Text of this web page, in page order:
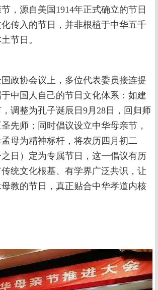
，源自美国1914年正式确立的节日
传入的节日，并非根植于中华五千
节日。
政协会议上，多位代表委员接连提
中国人自己的节日文化体系：如建
调整为孔子诞辰日9月28日，回归师
先师；同时倡议设立中华母亲节，
母为精神标杆，将农历四月初二
之日）定为专属节日，这一倡议有历
统文化根基、有学界广泛共识，让
教的节日，真正贴合中华孝道内核